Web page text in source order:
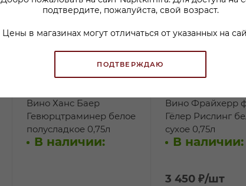
подтвердите, пожалуйста, свой возраст.
Цены в магазинах могут отличаться от указанных на
ПОДТВЕРЖДАЮ
Вино Ханс Баер
Гевюрцтраминер белое
полусладкое 0,75л
В наличии:
Вино Фрайхерр
Гёлер Рислинг
сухое 0,75л
В наличии:
3 450 ₽/шт